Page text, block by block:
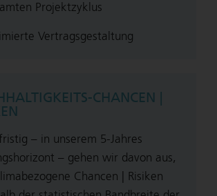
Projektzyklus
Vertragsgestaltung
CHANCEN |
– in unserem 5-Jahres
– gehen wir davon aus,
Chancen | Risiken